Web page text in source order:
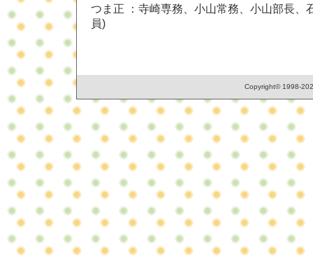
つま正 ：寺崎専務、小山常務、小山部長、
員)
Copyright© 1998-